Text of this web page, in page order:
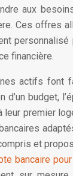
aux
Ces offres
financière.
actifs font
d’un budget,
leur premier
et
bancaire